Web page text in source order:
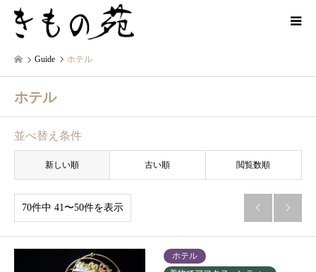
Guide ホテル
ホテル
並べ替え条件
新しい順 古い順 閲覧数順
70件中 41〜50件を表示  
ホテル